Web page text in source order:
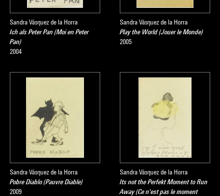
Sandra Vásquez de la Horra
Ich als Peter Pan (Moi en Peter
Pan)
2004
Sandra Vásquez de la Horra
Play the World (Jouer le Monde)
2005
Sandra Vásquez de la Horra
Pobre Diablo (Pauvre Diable)
2009
Sandra Vásquez de la Horra
Its not the Perfekt Moment to Run
Away (Ce n'est pas le moment